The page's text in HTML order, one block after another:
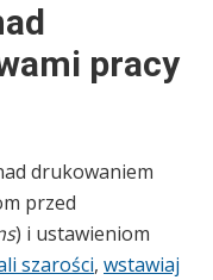
pracy
drukowaniem
przed
) i ustawieniom
szarości, wstawiaj